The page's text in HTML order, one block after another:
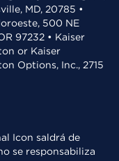
MD, 20785 •
500 NE
97232 • Kaiser
or Kaiser
Options, Inc., 2715
saldrá de
se responsabiliza